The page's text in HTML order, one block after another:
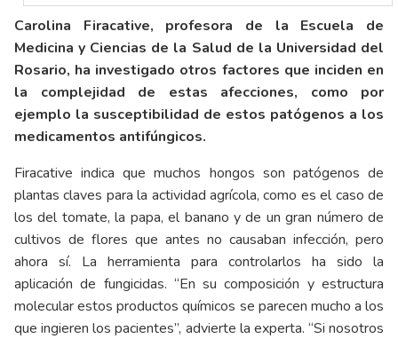
Carolina Firacative, profesora de la Escuela de
Medicina y Ciencias de la Salud de la Universidad del
Rosario, ha investigado otros factores que inciden en
la complejidad de estas afecciones, como por
ejemplo la susceptibilidad de estos patógenos a los
medicamentos antifúngicos.
Firacative indica que muchos hongos son patógenos de
plantas claves para la actividad agrícola, como es el caso de
los del tomate, la papa, el banano y de un gran número de
cultivos de flores que antes no causaban infección, pero
ahora sí. La herramienta para controlarlos ha sido la
aplicación de fungicidas. “En su composición y estructura
molecular estos productos químicos se parecen mucho a los
que ingieren los pacientes”, advierte la experta. “Si nosotros